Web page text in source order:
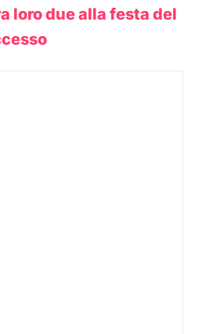
loro due alla festa del